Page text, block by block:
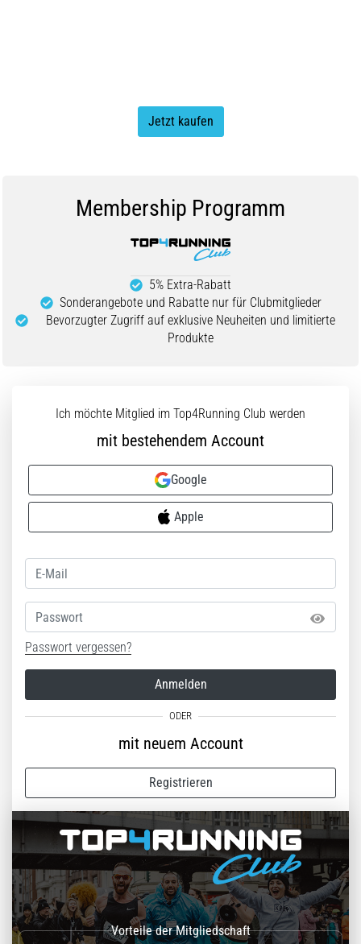
Jetzt kaufen
Membership Programm
5% Extra-Rabatt
Sonderangebote und Rabatte nur für Clubmitglieder
Bevorzugter Zugriff auf exklusive Neuheiten und limitierte
Produkte
Ich möchte Mitglied im Top4Running Club werden
mit bestehendem Account
Google
Apple
Passwort
Passwort vergessen?
Anmelden
mit neuem Account
Registrieren